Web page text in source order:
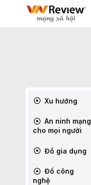
Xu hướng
An ninh mạng
cho mọi người
Đồ gia dụng
Đồ công
nghệ